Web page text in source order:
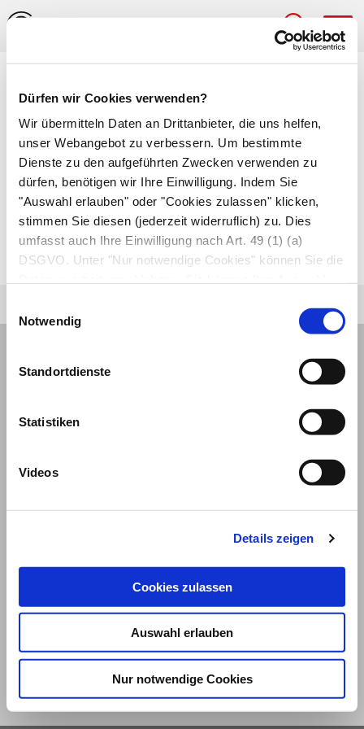
Dürfen wir Cookies verwenden?
Wir übermitteln Daten an Drittanbieter, die uns helfen,
unser Webangebot zu verbessern. Um bestimmte
Dienste zu den aufgeführten Zwecken verwenden zu
dürfen, benötigen wir Ihre Einwilligung. Indem Sie
"Auswahl erlauben" oder "Cookies zulassen" klicken,
stimmen Sie diesen (jederzeit widerruflich) zu. Dies
umfasst auch Ihre Einwilligung nach Art. 49 (1) (a)
DSGVO. Unter "Nur notwendige Cookies" können Sie die
Notwendig
Standortdienste
Statistiken
Videos
Details zeigen
Cookies zulassen
Auswahl erlauben
Nur notwendige Cookies
Interstitium
Zwischenraum, der die verschiedenen
Gewebetypen eines Organs gegeneinander
abgrenzt. Das Interstitium ist mit Bindegewebe
angefüllt und wird von Nerven und Gefäßen
durchzogen.
Datenschutz Privatsphäre